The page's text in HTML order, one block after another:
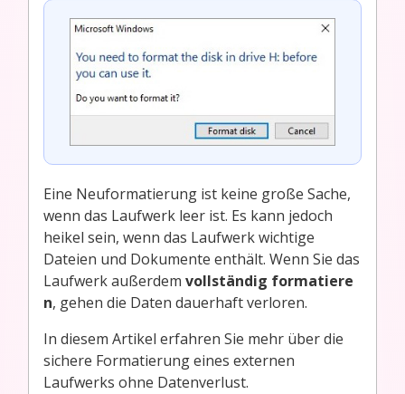
Eine Neuformatierung ist keine große Sache,
wenn das Laufwerk leer ist. Es kann jedoch
heikel sein, wenn das Laufwerk wichtige
Dateien und Dokumente enthält. Wenn Sie das
Laufwerk außerdem vollständig formatiere
n, gehen die Daten dauerhaft verloren.
In diesem Artikel erfahren Sie mehr über die
sichere Formatierung eines externen
Laufwerks ohne Datenverlust.